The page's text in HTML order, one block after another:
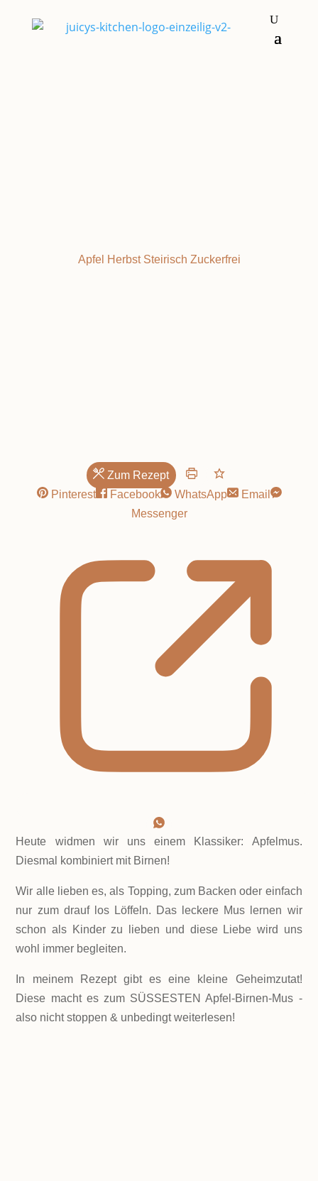
Apfel Herbst Steirisch Zuckerfrei
Zum Rezept
Pinterest
Facebook WhatsApp
Email
Messenger
Heute widmen wir uns einem Klassiker: Apfelmus.
Diesmal kombiniert mit Birnen!
Wir alle lieben es, als Topping, zum Backen oder einfach
nur zum drauf los Löffeln. Das leckere Mus lernen wir
schon als Kinder zu lieben und diese Liebe wird uns
wohl immer begleiten.
In meinem Rezept gibt es eine kleine Geheimzutat!
Diese macht es zum SÜSSESTEN Apfel-Birnen-Mus -
also nicht stoppen & unbedingt weiterlesen!